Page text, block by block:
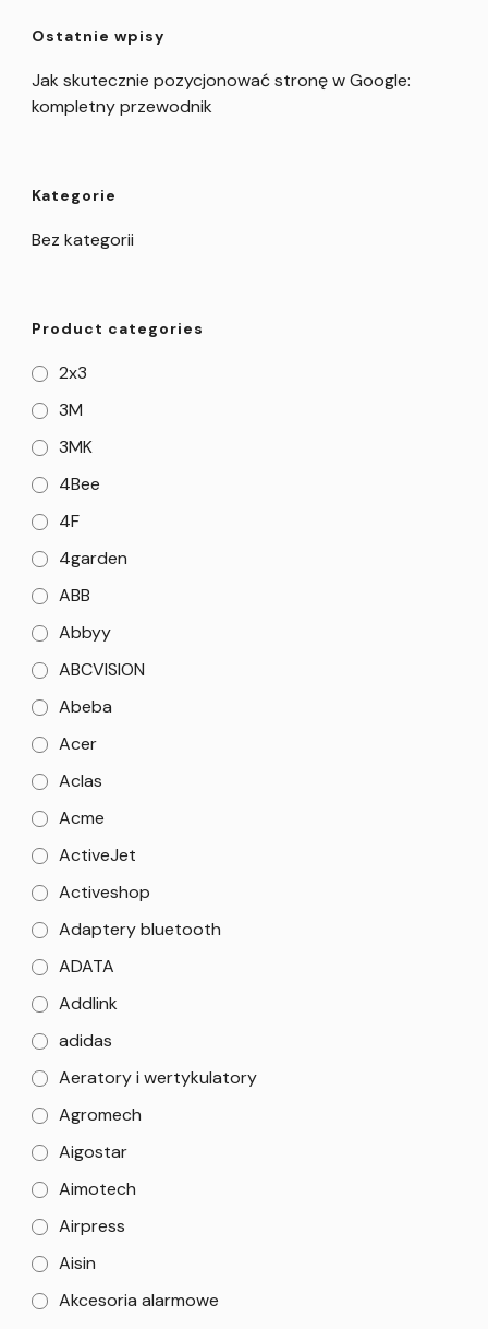
Ostatnie wpisy
Jak skutecznie pozycjonować stronę w Google:
kompletny przewodnik
Kategorie
Bez kategorii
Product categories
2x3
3M
3MK
4Bee
4F
4garden
ABB
Abbyy
ABCVISION
Abeba
Acer
Aclas
Acme
ActiveJet
Activeshop
Adaptery bluetooth
ADATA
Addlink
adidas
Aeratory i wertykulatory
Agromech
Aigostar
Aimotech
Airpress
Aisin
Akcesoria alarmowe